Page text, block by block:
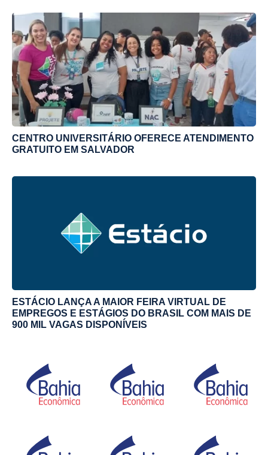
CENTRO UNIVERSITÁRIO OFERECE ATENDIMENTO
GRATUITO EM SALVADOR
ESTÁCIO LANÇA A MAIOR FEIRA VIRTUAL DE
EMPREGOS E ESTÁGIOS DO BRASIL COM MAIS DE
900 MIL VAGAS DISPONÍVEIS